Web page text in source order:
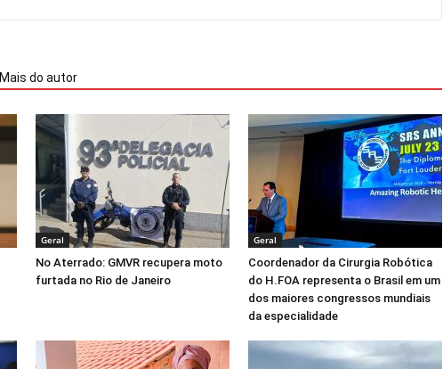
Mais do autor
Geral
No Aterrado: GMVR recupera moto
furtada no Rio de Janeiro
Geral
Coordenador da Cirurgia Robótica
do H.FOA representa o Brasil em um
dos maiores congressos mundiais
da especialidade